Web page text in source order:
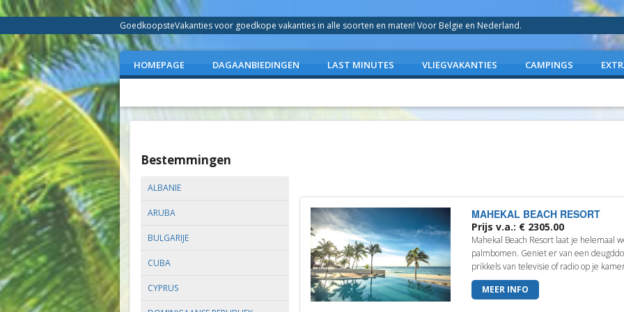
GoedkoopsteVakanties voor goedkope vakanties in alle soorten en maten! Voor Belgie en Nederland.
HOMEPAGE DAGAANBIEDINGEN LAST MINUTES VLIEGVAKANTIES CAMPINGS
Bestemmingen
ALBANIE
ARUBA
BULGARIJE
CUBA
CYPRUS
MAHEKAL BEACH RESORT
Prijs v.a.: € 2305.00
Mahekal Beach Resort laat je helemaal
palmbomen. Geniet er van een
prikkels van televisie of radio op je
MEER INFO